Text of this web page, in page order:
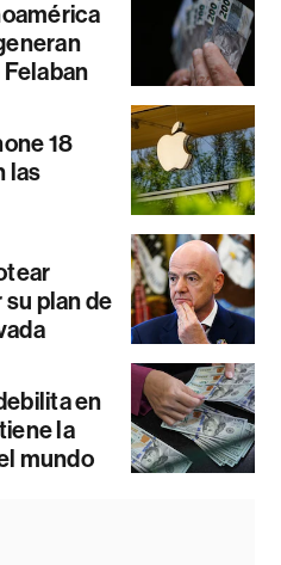
18
las
plan de
en
la
mundo